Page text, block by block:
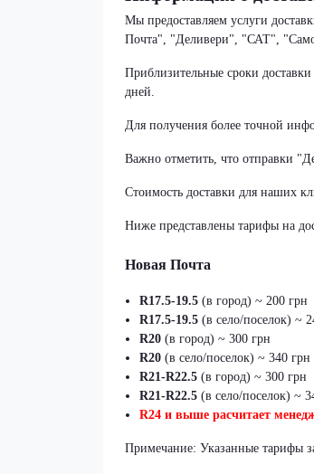
Мы предоставляем услуги
Почта", "Деливери", "САТ",
Приблизительные сроки
дней.
Для получения более точной
Важно отметить, что отправки
Стоимость доставки для наших
Ниже представлены тарифы на
Новая Почта
R17.5-19.5 (в город) ~ 200 грн
R17.5-19.5 (в село/поселок) ~
R20 (в город) ~ 300 грн
R20 (в село/поселок) ~ 340 грн
R21-R22.5 (в город) ~ 300 грн
R21-R22.5 (в село/поселок) ~
R24 и выше расчитает
Примечание: Указанные тарифы